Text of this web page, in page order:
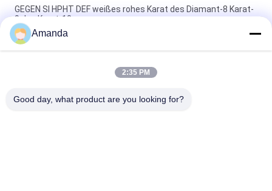
GEGEN SI HPHT DEF weißes rohes Karat des Diamant-8 Karat-
9 des Karat-10
7,0 Diamant SI des Karat-7,5 des Karat-8,0 rauer des Karat-
HPHT GEGEN DEF-Farbe
Synthetisches Karat SI1 SI2 HPHT des rauen Diamant-6 Karat-
Amanda
2:35 PM
Good day, what product are you looking for?